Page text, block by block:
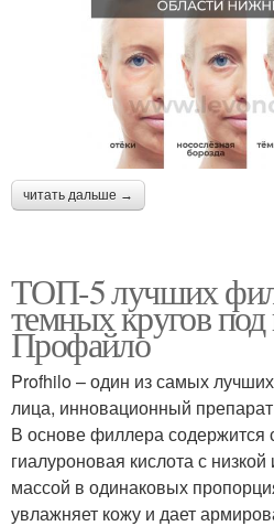
читать дальше →
ТОП-5 лучших
темных кругов под
Профайло
Profhilo – один из самых
лица, инновационный
В основе филлера содержится
гиалуроновая кислота с
массой в одинаковых
увлажняет кожу и дает